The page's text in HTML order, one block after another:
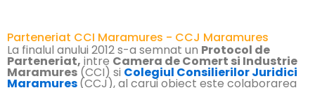
Parteneriat CCI Maramures - CCJ Maramures
La finalul anului 2012 s-a semnat un Protocol de
Parteneriat, intre Camera de Comert si Industrie
Maramures (CCI) si Colegiul Consilierilor Juridici
Maramures(CCJ), al carui obiect este colaborarea